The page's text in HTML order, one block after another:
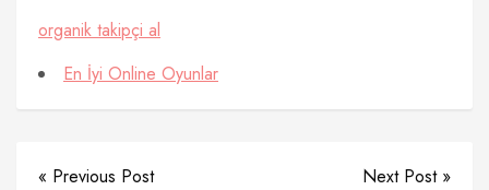
organik takipçi al
En İyi Online Oyunlar
« Previous Post Next Post »